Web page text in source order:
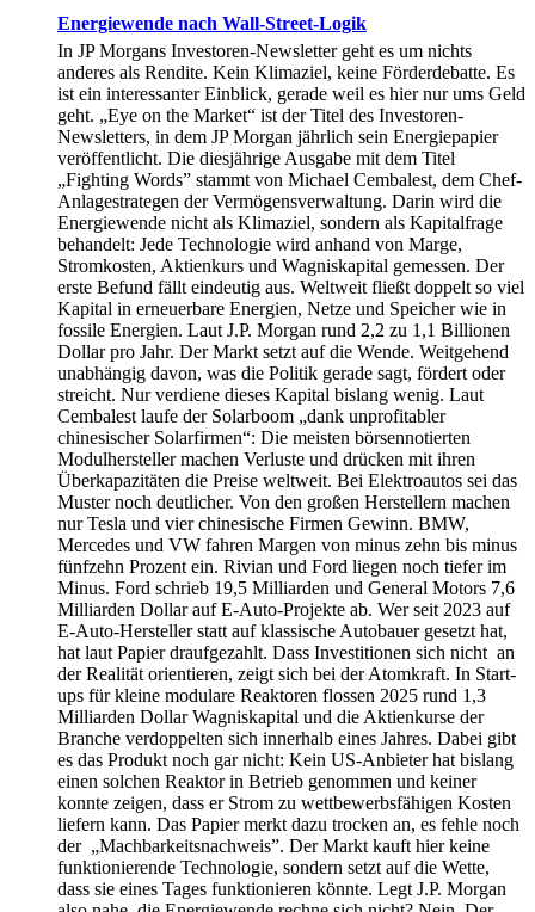
Energiewende nach Wall-Street-Logik
In JP Morgans Investoren-Newsletter geht es um nichts
anderes als Rendite. Kein Klimaziel, keine Förderdebatte. Es
ist ein interessanter Einblick, gerade weil es hier nur ums Geld
geht. „Eye on the Market“ ist der Titel des Investoren-
Newsletters, in dem JP Morgan jährlich sein Energiepapier
veröffentlicht. Die diesjährige Ausgabe mit dem Titel
„Fighting Words” stammt von Michael Cembalest, dem Chef-
Anlagestrategen der Vermögensverwaltung. Darin wird die
Energiewende nicht als Klimaziel, sondern als Kapitalfrage
behandelt: Jede Technologie wird anhand von Marge,
Stromkosten, Aktienkurs und Wagniskapital gemessen. Der
erste Befund fällt eindeutig aus. Weltweit fließt doppelt so viel
Kapital in erneuerbare Energien, Netze und Speicher wie in
fossile Energien. Laut J.P. Morgan rund 2,2 zu 1,1 Billionen
Dollar pro Jahr. Der Markt setzt auf die Wende. Weitgehend
unabhängig davon, was die Politik gerade sagt, fördert oder
streicht. Nur verdiene dieses Kapital bislang wenig. Laut
Cembalest laufe der Solarboom „dank unprofitabler
chinesischer Solarfirmen“: Die meisten börsennotierten
Modulhersteller machen Verluste und drücken mit ihren
Überkapazitäten die Preise weltweit. Bei Elektroautos sei das
Muster noch deutlicher. Von den großen Herstellern machen
nur Tesla und vier chinesische Firmen Gewinn. BMW,
Mercedes und VW fahren Margen von minus zehn bis minus
fünfzehn Prozent ein. Rivian und Ford liegen noch tiefer im
Minus. Ford schrieb 19,5 Milliarden und General Motors 7,6
Milliarden Dollar auf E-Auto-Projekte ab. Wer seit 2023 auf
E-Auto-Hersteller statt auf klassische Autobauer gesetzt hat,
hat laut Papier draufgezahlt. Dass Investitionen sich nicht an
der Realität orientieren, zeigt sich bei der Atomkraft. In Start-
ups für kleine modulare Reaktoren flossen 2025 rund 1,3
Milliarden Dollar Wagniskapital und die Aktienkurse der
Branche verdoppelten sich innerhalb eines Jahres. Dabei gibt
es das Produkt noch gar nicht: Kein US-Anbieter hat bislang
einen solchen Reaktor in Betrieb genommen und keiner
konnte zeigen, dass er Strom zu wettbewerbsfähigen Kosten
liefern kann. Das Papier merkt dazu trocken an, es fehle noch
der „Machbarkeitsnachweis”. Der Markt kauft hier keine
funktionierende Technologie, sondern setzt auf die Wette,
dass sie eines Tages funktionieren könnte. Legt J.P. Morgan